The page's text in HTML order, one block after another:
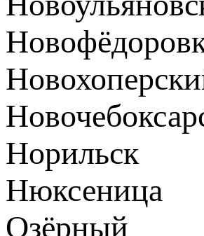
Норильск
Нюксеница
Озёрный